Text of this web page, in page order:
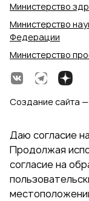
Министерство
Министерство
Федерации
Министерство
Создание сайта
Даю согласие
Продолжая
согласие на